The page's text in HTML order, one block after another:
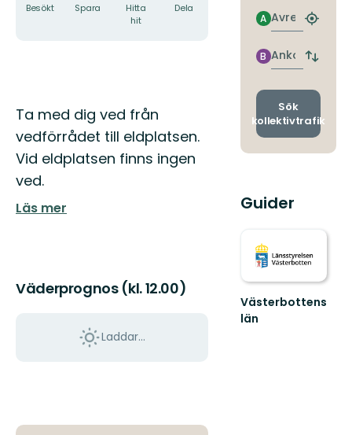
Besökt Spara
Hitta
hit
Dela
Beskrivning
Ta med dig ved från
vedförrådet till eldplatsen.
Vid eldplatsen finns ingen
ved.
Läs mer
Väderprognos (kl. 12.00)
Laddar...
Avresa
A
Hitta
Ankomst
B
Byt
och
Sök
kollektivtrafik
Guider
Västerbottens
län